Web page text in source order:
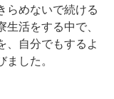
らめないで続ける
活をする中で、
、自分でもするよ
した。